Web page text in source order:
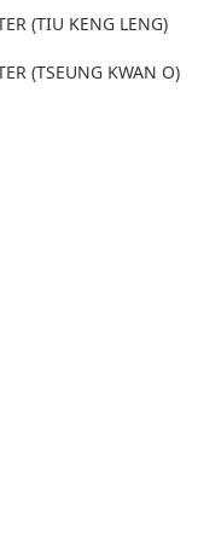
(TIU KENG LENG)
(TSEUNG KWAN O)